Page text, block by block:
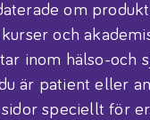
om
och
inom hälso-och
är patient eller
speciellt för
produkten
då kall näring kan
spolas med